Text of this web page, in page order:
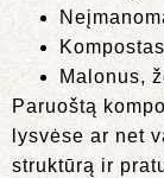
Malonus,
Paruoštą
lysvėse ar net
struktūrą ir